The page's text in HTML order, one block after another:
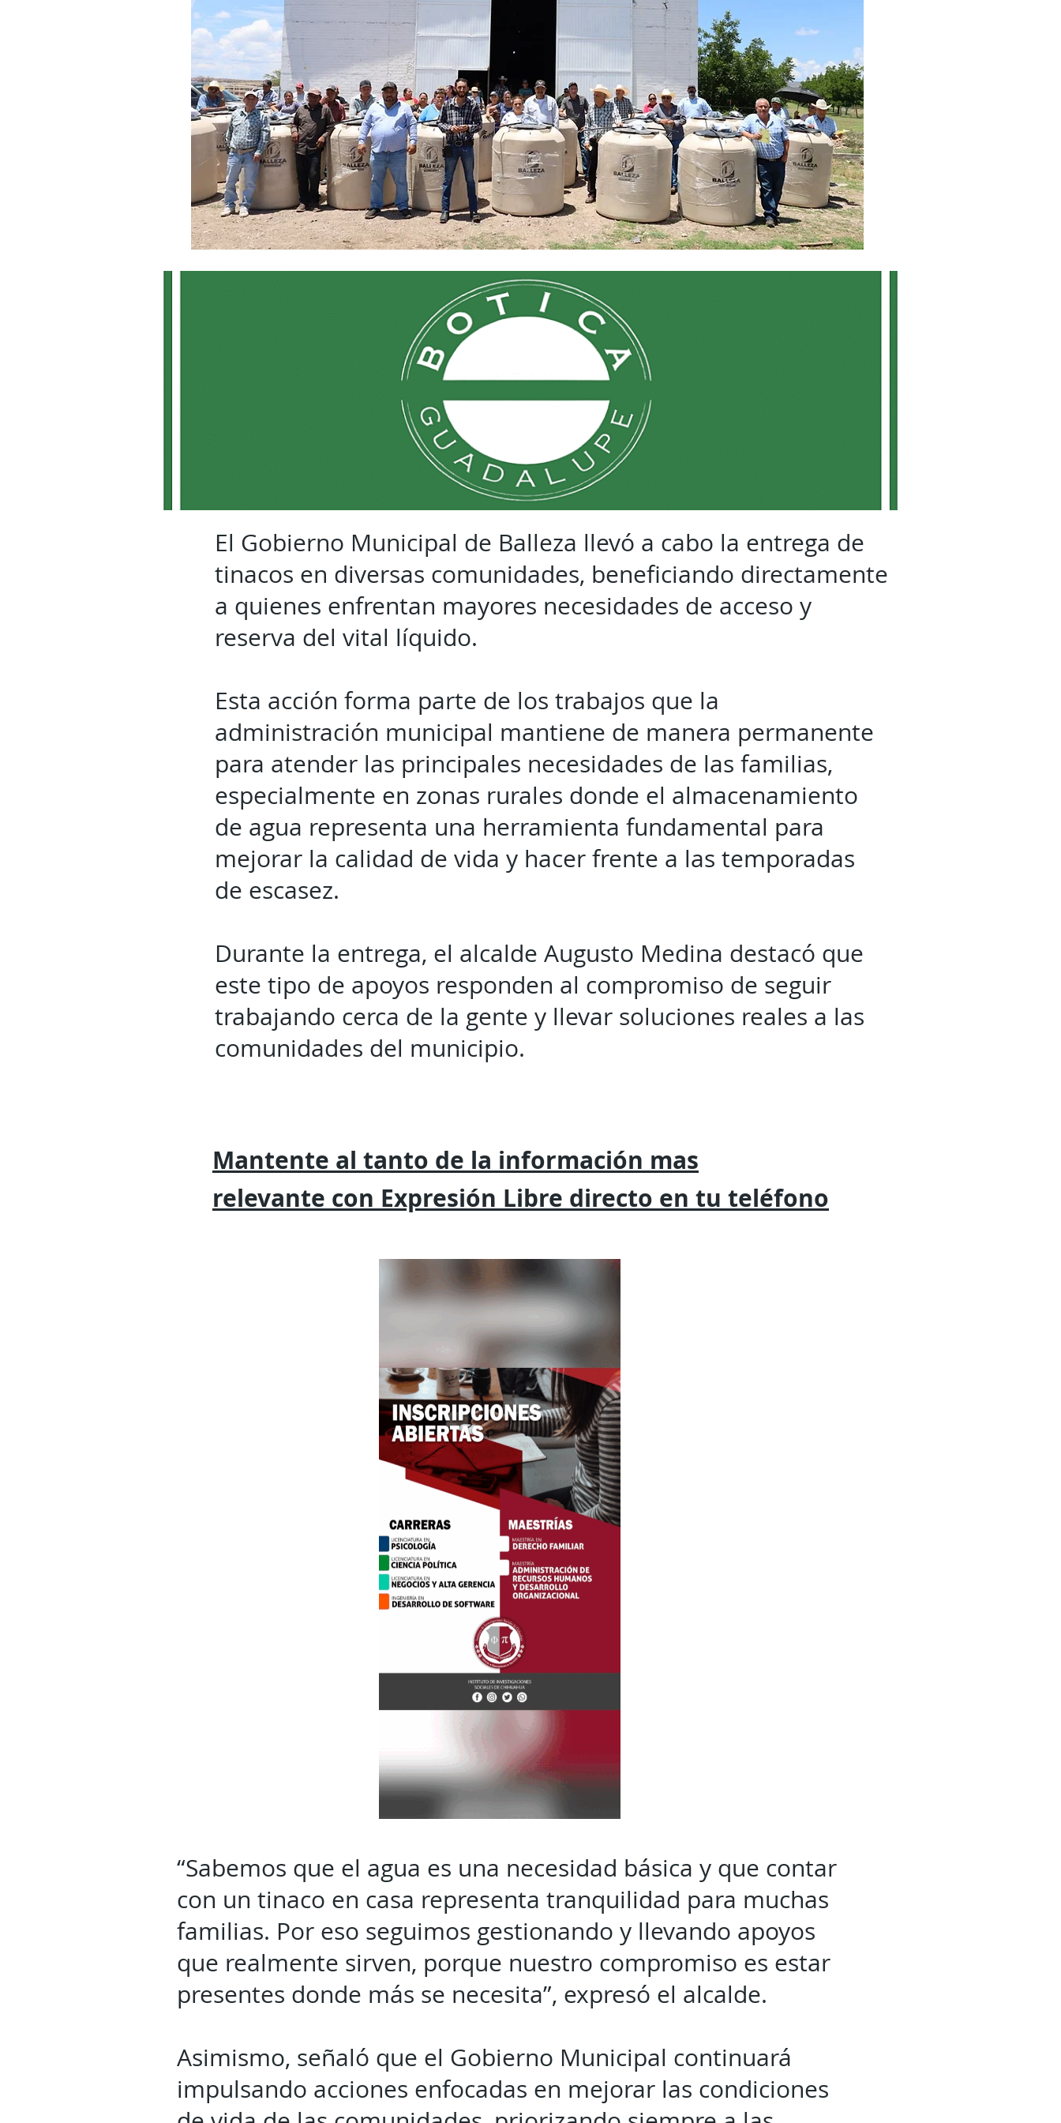
El Gobierno Municipal de Balleza llevó a cabo la entrega de
tinacos en diversas comunidades, beneficiando directamente
a quienes enfrentan mayores necesidades de acceso y
reserva del vital líquido.
Esta acción forma parte de los trabajos que la
administración municipal mantiene de manera permanente
para atender las principales necesidades de las familias,
especialmente en zonas rurales donde el almacenamiento
de agua representa una herramienta fundamental para
mejorar la calidad de vida y hacer frente a las temporadas
de escasez.
Durante la entrega, el alcalde Augusto Medina destacó que
este tipo de apoyos responden al compromiso de seguir
trabajando cerca de la gente y llevar soluciones reales a las
comunidades del municipio.
Mantente al tanto de la información mas
relevante con Expresión Libre directo en tu teléfono
“Sabemos que el agua es una necesidad básica y que contar
con un tinaco en casa representa tranquilidad para muchas
familias. Por eso seguimos gestionando y llevando apoyos
que realmente sirven, porque nuestro compromiso es estar
presentes donde más se necesita”, expresó el alcalde.
Asimismo, señaló que el Gobierno Municipal continuará
impulsando acciones enfocadas en mejorar las condiciones